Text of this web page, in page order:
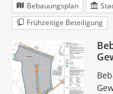
Bebauungsplan
Frühzeitige Beteiligung